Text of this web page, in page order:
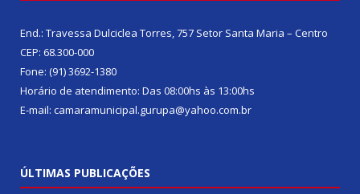
End.: Travessa Dulciclea Torres, 757 Setor Santa Maria – Centro
CEP: 68.300-000
Fone: (91) 3692-1380
Horário de atendimento: Das 08:00hs às 13:00hs
E-mail: camaramunicipal.gurupa@yahoo.com.br
ÚLTIMAS PUBLICAÇÕES